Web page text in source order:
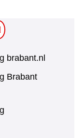
brabant.nl
Brabant